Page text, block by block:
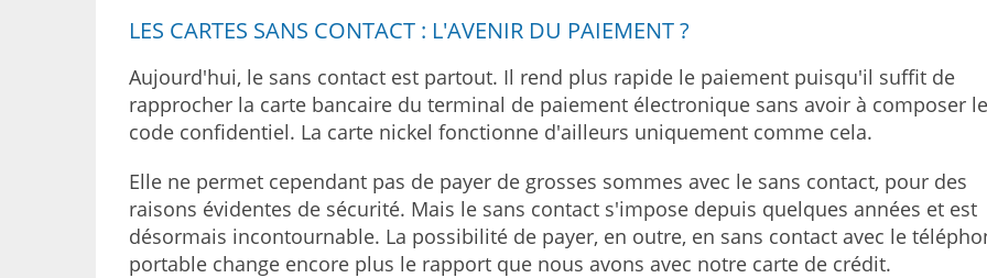
LES CARTES SANS CONTACT : L'AVENIR DU PAIEMENT ?
Aujourd'hui, le sans contact est partout. Il rend plus rapide le paiement puisqu'il suffit de
rapprocher la carte bancaire du terminal de paiement électronique sans avoir à composer le
code confidentiel. La carte nickel fonctionne d'ailleurs uniquement comme cela.
Elle ne permet cependant pas de payer de grosses sommes avec le sans contact, pour des
raisons évidentes de sécurité. Mais le sans contact s'impose depuis quelques années et est
désormais incontournable. La possibilité de payer, en outre, en sans contact avec le
portable change encore plus le rapport que nous avons avec notre carte de crédit.